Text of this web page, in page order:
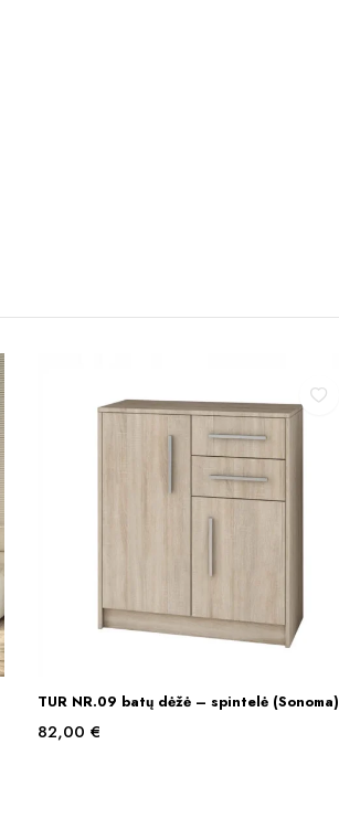
Į KREPŠELĮ
TUR NR.09 batų dėžė – spintelė (Sonoma)
82,00 €